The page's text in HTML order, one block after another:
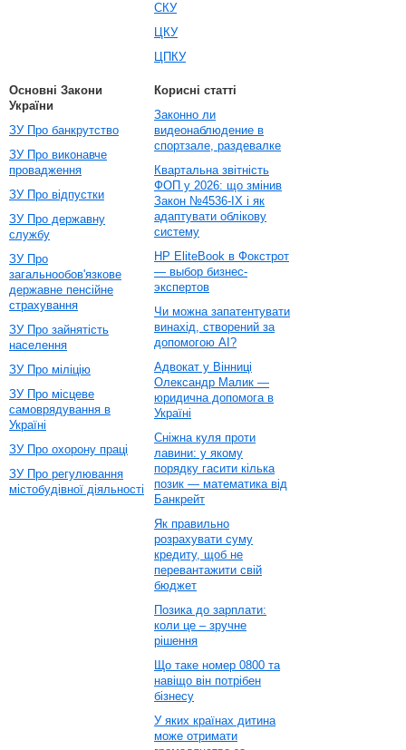
СКУ
ЦКУ
ЦПКУ
Основні Закони
України
ЗУ Про банкрутство
ЗУ Про виконавче
провадження
ЗУ Про відпустки
ЗУ Про державну
службу
ЗУ Про
загальнообов'язкове
державне пенсійне
страхування
ЗУ Про зайнятість
населення
ЗУ Про міліцію
ЗУ Про місцеве
самоврядування в
Україні
ЗУ Про охорону праці
ЗУ Про регулювання
містобудівної діяльності
Корисні статті
Законно ли
видеонаблюдение в
спортзале, раздевалке
Квартальна звітність
ФОП у 2026: що змінив
Закон №4536-IX і як
адаптувати облікову
систему
HP EliteBook в Фокстрот
— выбор бизнес-
экспертов
Чи можна запатентувати
винахід, створений за
допомогою AI?
Адвокат у Вінниці
Олександр Малик —
юридична допомога в
Україні
Сніжна куля проти
лавини: у якому
порядку гасити кілька
позик — математика від
Банкрейт
Як правильно
розрахувати суму
кредиту, щоб не
перевантажити свій
бюджет
Позика до зарплати:
коли це – зручне
рішення
Що таке номер 0800 та
навіщо він потрібен
бізнесу
У яких країнах дитина
може отримати